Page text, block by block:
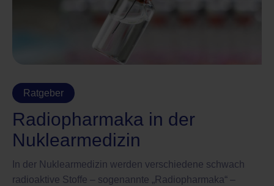
Ratgeber
Radiopharmaka in der
Nuklearmedizin
In der Nuklearmedizin werden verschiedene schwach
radioaktive Stoffe – sogenannte „Radiopharmaka“ –